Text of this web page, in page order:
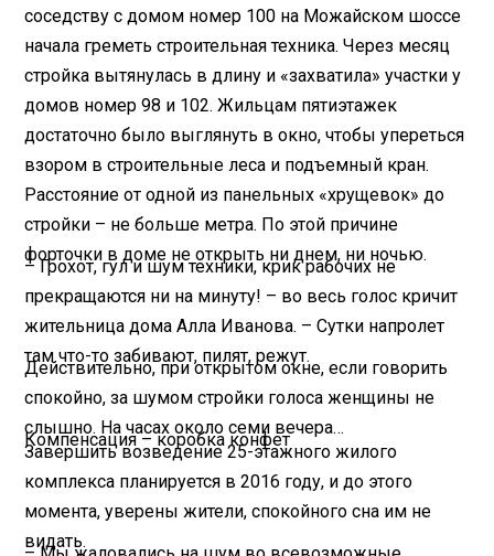
соседству с домом номер 100 на Можайском шоссе
начала греметь строительная техника. Через месяц
стройка вытянулась в длину и «захватила» участки у
домов номер 98 и 102. Жильцам пятиэтажек
достаточно было выглянуть в окно, чтобы упереться
взором в строительные леса и подъемный кран.
Расстояние от одной из панельных «хрущевок» до
стройки – не больше метра. По этой причине
форточки в доме не открыть ни днем, ни ночью.
– Грохот, гул и шум техники, крик рабочих не
прекращаются ни на минуту! – во весь голос кричит
жительница дома Алла Иванова. – Сутки напролет
там что-то забивают, пилят, режут.
Действительно, при открытом окне, если говорить
спокойно, за шумом стройки голоса женщины не
слышно. На часах около семи вечера…
Компенсация – коробка конфет
Завершить возведение 25-этажного жилого
комплекса планируется в 2016 году, и до этого
момента, уверены жители, спокойного сна им не
видать.